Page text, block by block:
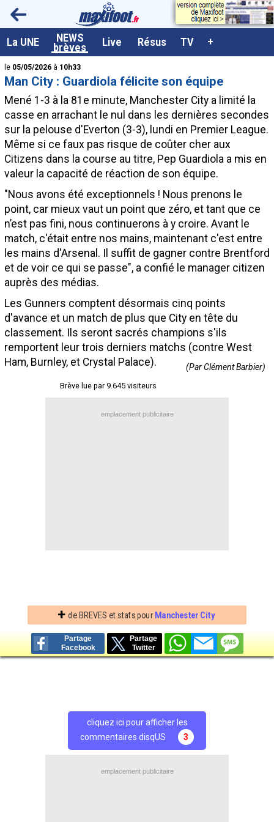
La UNE NEWS
brèves Live Résus TV +
<
le 05/05/2026 à 10h33
Man City : Guardiola félicite son équipe
Mené 1-3 à la 81e minute, Manchester City a limité la
casse en arrachant le nul dans les dernières secondes
sur la pelouse d'Everton (3-3), lundi en Premier League.
Même si ce faux pas risque de coûter cher aux
Citizens dans la course au titre, Pep Guardiola a mis en
valeur la capacité de réaction de son équipe.
"Nous avons été exceptionnels ! Nous prenons le
point, car mieux vaut un point que zéro, et tant que ce
n’est pas fini, nous continuerons à y croire. Avant le
match, c'était entre nos mains, maintenant c'est entre
les mains d'Arsenal. Il suffit de gagner contre Brentford
et de voir ce qui se passe", a confié le manager citizen
auprès des médias.
Les Gunners comptent désormais cinq points
d'avance et un match de plus que City en tête du
classement. Ils seront sacrés champions s'ils
remportent leur trois derniers matchs (contre West
Ham, Burnley, et Crystal Palace).
(Par Clément Barbier)
Brève lue par 9.645 visiteurs
emplacement publicitaire
+ de BREVES et stats pour Manchester City
Partage
Facebook
Partage
Twitter
cliquez ici pour afficher les
commentaires disqUS
3
emplacement publicitaire
A la UNE
Dernières brèves
Live / Matchs en direct
Résultats et Classements
Class. buteurs européens
Programme TV foot
Vidéos
Sondages
Tableau transferts L1
Taille de la police
Paramètrages / Options
Contact / Signaler un bug
Recrutement Maxifoot
Mentions légales
site web Maxifoot.fr